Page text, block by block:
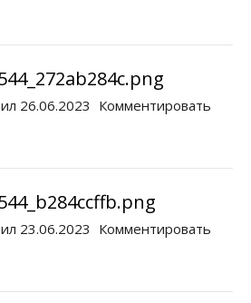
26.06.2023 Комментировать
23.06.2023 Комментировать